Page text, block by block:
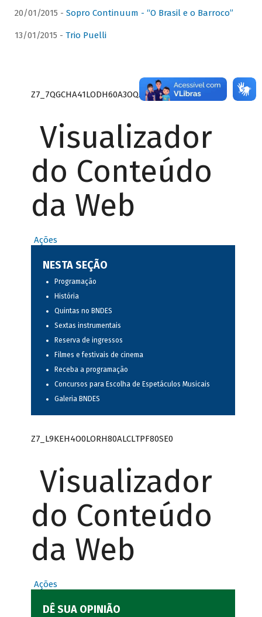
20/01/2015 - Sopro Continuum - “O Brasil e o Barroco”
13/01/2015 - Trio Puelli
Z7_7QGCHA41LODH60A3OQA8RN1415
Visualizador
do Conteúdo
da Web
Ações
NESTA SEÇÃO
Programação
História
Quintas no BNDES
Sextas instrumentais
Reserva de ingressos
Filmes e festivais de cinema
Receba a programação
Concursos para Escolha de Espetáculos Musicais
Galeria BNDES
Z7_L9KEH4O0LORH80ALCLTPF80SE0
Visualizador
do Conteúdo
da Web
Ações
DÊ SUA OPINIÃO